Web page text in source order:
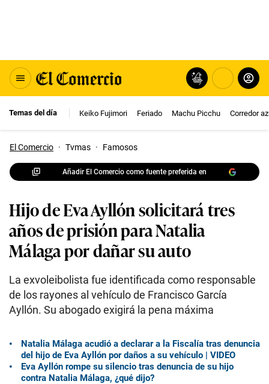
Temas del día Keiko Fujimori Feriado Machu Picchu Corredor
El Comercio · Tvmas · Famosos
Añadir El Comercio como fuente preferida en
Hijo de Eva Ayllón solicitará tres
años de prisión para Natalia
Málaga por dañar su auto
La exvoleibolista fue identificada como responsable
de los rayones al vehículo de Francisco García
Ayllón. Su abogado exigirá la pena máxima
Natalia Málaga acudió a declarar a la Fiscalía tras denuncia
del hijo de Eva Ayllón por daños a su vehículo | VIDEO
Eva Ayllón rompe su silencio tras denuncia de su hijo
contra Natalia Málaga, ¿qué dijo?